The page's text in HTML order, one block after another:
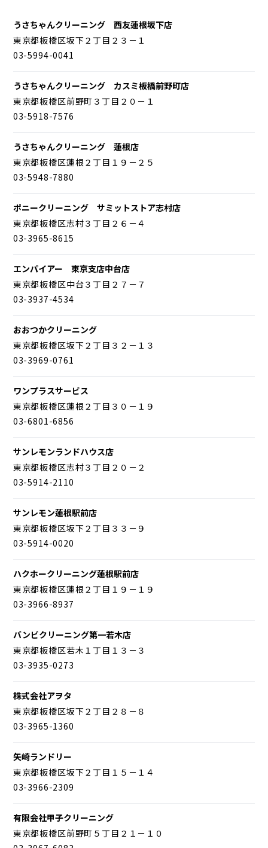
うさちゃんクリーニング 西友蓮根坂下店
東京都板橋区坂下２丁目２３－１
03-5994-0041
うさちゃんクリーニング カスミ板橋前野町店
東京都板橋区前野町３丁目２０－１
03-5918-7576
うさちゃんクリーニング 蓮根店
東京都板橋区蓮根２丁目１９－２５
03-5948-7880
ポニークリーニング サミットストア志村店
東京都板橋区志村３丁目２６－４
03-3965-8615
エンパイアー 東京支店中台店
東京都板橋区中台３丁目２７－７
03-3937-4534
おおつかクリーニング
東京都板橋区坂下２丁目３２－１３
03-3969-0761
ワンプラスサービス
東京都板橋区蓮根２丁目３０－１９
03-6801-6856
サンレモンランドハウス店
東京都板橋区志村３丁目２０－２
03-5914-2110
サンレモン蓮根駅前店
東京都板橋区坂下２丁目３３－９
03-5914-0020
ハクホークリーニング蓮根駅前店
東京都板橋区蓮根２丁目１９－１９
03-3966-8937
バンビクリーニング第一若木店
東京都板橋区若木１丁目１３－３
03-3935-0273
株式会社アヲタ
東京都板橋区坂下２丁目２８－８
03-3965-1360
矢崎ランドリー
東京都板橋区坂下２丁目１５－１４
03-3966-2309
有限会社甲子クリーニング
東京都板橋区前野町５丁目２１－１０